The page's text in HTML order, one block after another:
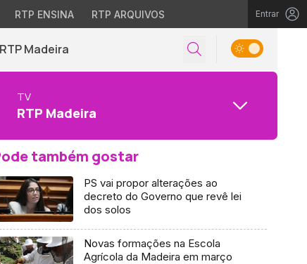
RTP ENSINA RTP ARQUIVOS Entrar
Madeira
TV
RTP Madeira
também gostar
PS vai propor alterações ao
decreto do Governo que revê lei
dos solos
Novas formações na Escola
Agrícola da Madeira em março